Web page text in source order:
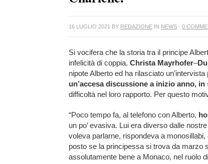
16 LUGLIO 2021 BY REDAZIONE IN NEWS · 0
Si vocifera che la storia tra il principe
infelicità di coppia. Christa Mayrhofer–
nipote Alberto ed ha rilasciato
un’accesa discussione a inizio anno,
difficoltà nel loro rapporto. Per questo
“Poco tempo fa, al telefono con Alberto,
un po’ evasiva. Lui era diverso dalle
voleva parlarne, rispondeva a
posto se la principessa si trova da marzo
assolutamente bene a Monaco, nel ruolo